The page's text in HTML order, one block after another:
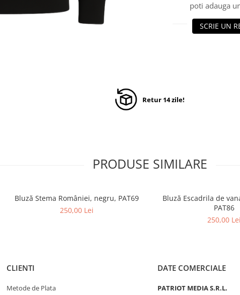
poti adauga
SCRIE UN
Retur 14 zile!
PRODUSE SIMILARE
Bluză Stema României, negru, PAT69
250,00 Lei
Bluză Escadrila de
PAT86
250,00 Lei
CLIENTI
Metode de Plata
DATE COMERCIALE
PATRIOT MEDIA S.R.L.